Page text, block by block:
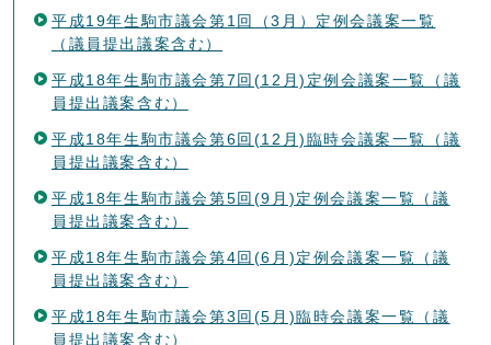
平成19年生駒市議会第1回（3月）定例会議案一覧
（議員提出議案含む）
平成18年生駒市議会第7回(12月)定例会議案一覧（議
員提出議案含む）
平成18年生駒市議会第6回(12月)臨時会議案一覧（議
員提出議案含む）
平成18年生駒市議会第5回(9月)定例会議案一覧（議
員提出議案含む）
平成18年生駒市議会第4回(6月)定例会議案一覧（議
員提出議案含む）
平成18年生駒市議会第3回(5月)臨時会議案一覧（議
員提出議案含む）